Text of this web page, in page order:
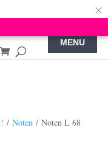
×
/ Noten/ Noten L 68